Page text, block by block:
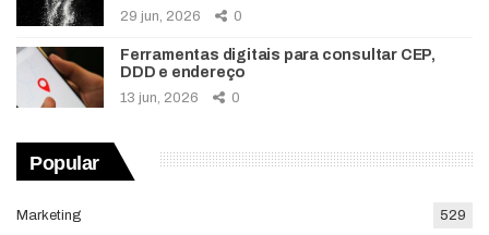
29 jun, 2026 0
Ferramentas digitais para consultar CEP,
DDD e endereço
13 jun, 2026 0
Popular
Marketing 529